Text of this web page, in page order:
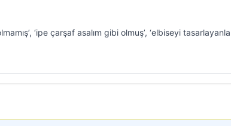
‘ipe çarşaf asalım gibi olmuş’, ‘elbiseyi